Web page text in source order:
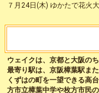
７月24日(木) ゆかたで花火
ウェイクは、京都と大阪の
最寄り駅は、京阪樟葉駅ま
くずはの町を一望できる高
方市立樟葉中学や枚方市民の